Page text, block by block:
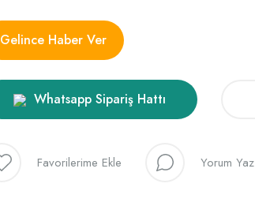
Gelince Haber Ver
Whatsapp Sipariş Hattı
Yorum Yaz